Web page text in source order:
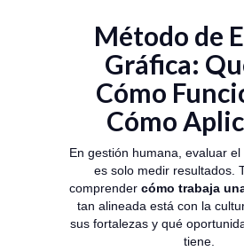
Método de
Gráfica: Qué
Cómo
Cómo
En gestión humana, evaluar
es solo medir resultados.
comprender cómo trabaja
tan alineada está con la
sus fortalezas y qué
tiene.